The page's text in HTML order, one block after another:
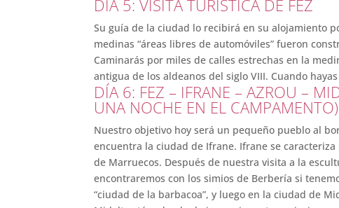
DÍA 5: VISITA TURÍSTICA DE FEZ
Su guía de la ciudad lo recibirá en su alojamiento
medinas “áreas libres de automóviles” fueron
Caminarás por miles de calles estrechas en la
antigua de los aldeanos del siglo VIII. Cuando
DÍA 6: FEZ – IFRANE – AZROU –
UNA NOCHE EN EL CAMPAMENTO)
Nuestro objetivo hoy será un pequeño pueblo al
encuentra la ciudad de Ifrane. Ifrane se
de Marruecos. Después de nuestra visita a la
encontraremos con los simios de Berbería si
“ciudad de la barbacoa”, y luego en la ciudad de